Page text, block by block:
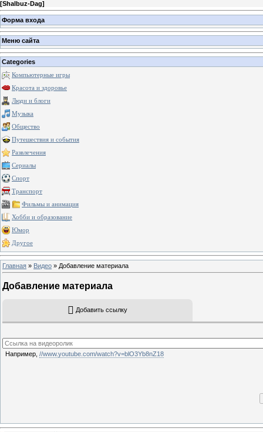
[Shalbuz-Dag]
Форма входа
Меню сайта
Categories
Компьютерные игры
Красота и здоровье
Люди и блоги
Музыка
Общество
Путешествия и события
Развлечения
Сериалы
Спорт
Транспорт
Фильмы и анимация
Хобби и образование
Юмор
Другое
Главная » Видео » Добавление материала
Добавление материала
Добавить ссылку
Например, //www.youtube.com/watch?v=blO3Yb8nZ18